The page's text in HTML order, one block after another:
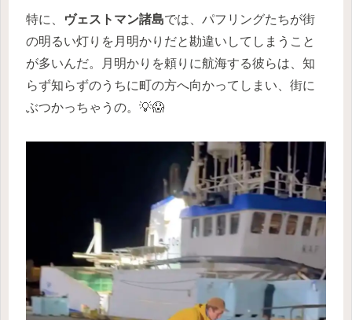
特に、 ヴェストマン諸島では、パフリングたちが街
の明るい灯りを月明かりだと勘違いしてしまうこと
が多いんだ。月明かりを頼りに航海する彼らは、知
らず知らずのうちに町の方へ向かってしまい、街に
ぶつかっちゃうの。💡😱